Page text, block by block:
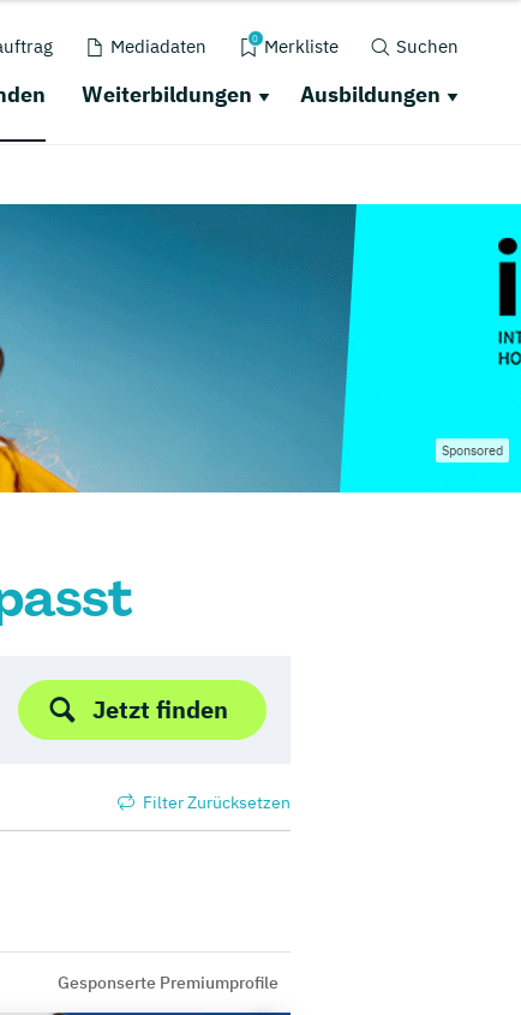
Mediadaten 0 Merkliste Suchen
Weiterbildungen Ausbildungen
Sponsored
Jetzt finden
Filter Zurücksetzen
Gesponserte Premiumprofile